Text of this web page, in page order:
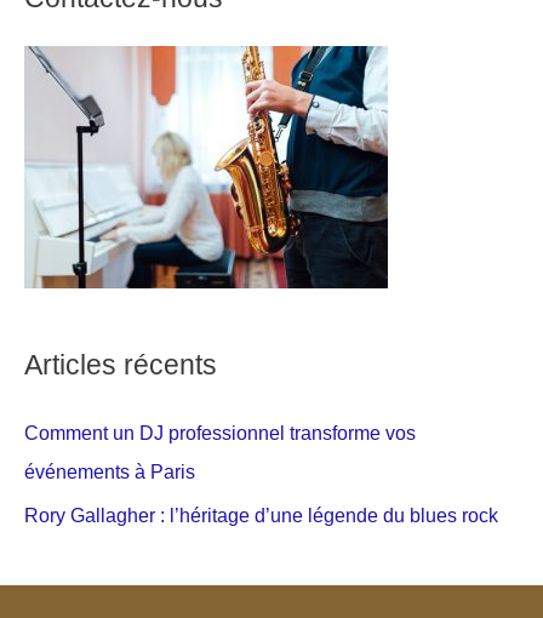
Articles récents
Comment un DJ professionnel transforme vos
événements à Paris
Rory Gallagher : l’héritage d’une légende du blues rock